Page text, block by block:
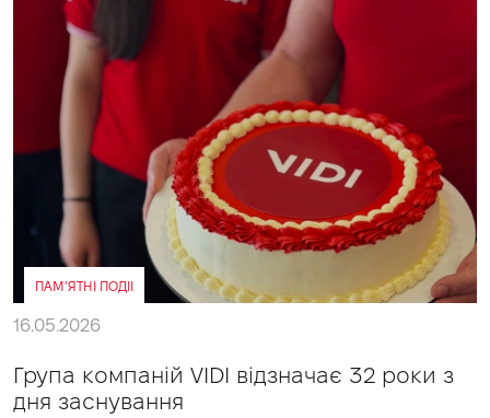
ПАМ’ЯТНІ ПОДІІ
16.05.2026
Група компаній VIDI відзначає 32 роки з
дня заснування